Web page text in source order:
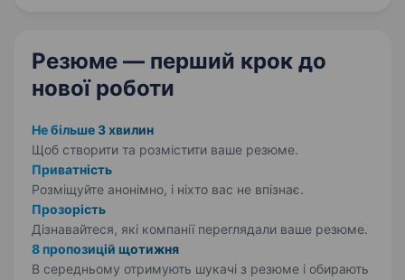
Резюме — перший крок до
нової роботи
Не більше 3 хвилин
Щоб створити та розмістити ваше резюме.
Приватність
Розміщуйте анонімно, і ніхто вас не впізнає.
Прозорість
Дізнавайтеся, які компанії переглядали ваше резюме.
8 пропозицій щотижня
В середньому отримують шукачі з резюме і обирають